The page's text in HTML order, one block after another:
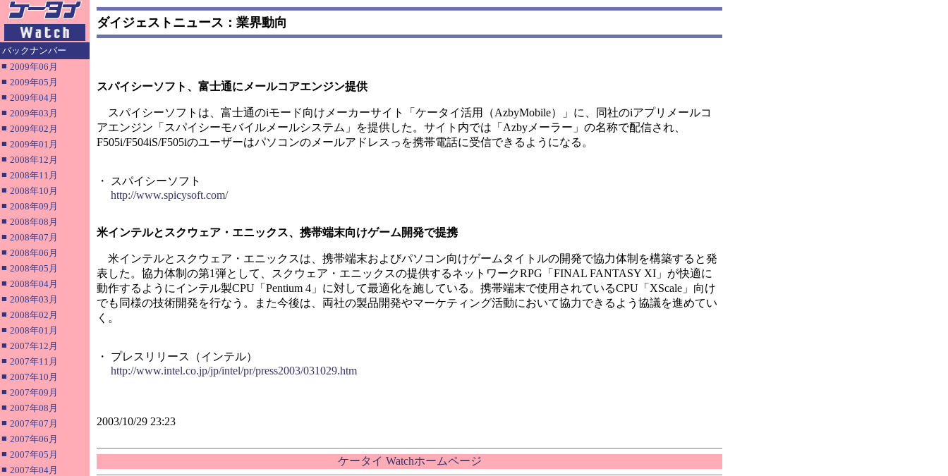
バックナンバー
■ 2009年06月
■ 2009年05月
■ 2009年04月
■ 2009年03月
■ 2009年02月
■ 2009年01月
■ 2008年12月
■ 2008年11月
■ 2008年10月
■ 2008年09月
■ 2008年08月
■ 2008年07月
■ 2008年06月
■ 2008年05月
■ 2008年04月
■ 2008年03月
■ 2008年02月
■ 2008年01月
■ 2007年12月
■ 2007年11月
■ 2007年10月
■ 2007年09月
■ 2007年08月
■ 2007年07月
■ 2007年06月
■ 2007年05月
■ 2007年04月
ダイジェストニュース：業界動向
スパイシーソフト、富士通にメールコアエンジン提供
スパイシーソフトは、富士通のiモード向けメーカーサイト「ケータイ活用（AzbyMobile）」に、同社のiアプリメールコ
アエンジン「スパイシーモバイルメールシステム」を提供した。サイト内では「Azbyメーラー」の名称で配信され、
F505i/F504iS/F505iのユーザーはパソコンのメールアドレスっを携帯電話に受信できるようになる。
・ スパイシーソフト
http://www.spicysoft.com/
米インテルとスクウェア・エニックス、携帯端末向けゲーム開発で提携
米インテルとスクウェア・エニックスは、携帯端末およびパソコン向けゲームタイトルの開発で協力体制を構築すると発
表した。協力体制の第1弾として、スクウェア・エニックスの提供するネットワークRPG「FINAL FANTASY XI」が快適に
動作するようにインテル製CPU「Pentium 4」に対して最適化を施している。携帯端末で使用されているCPU「XScale」向け
でも同様の技術開発を行なう。また今後は、両社の製品開発やマーケティング活動において協力できるよう協議を進めてい
く。
・ プレスリリース（インテル）
http://www.intel.co.jp/jp/intel/pr/press2003/031029.htm
2003/10/29 23:23
ケータイ Watchホームページ